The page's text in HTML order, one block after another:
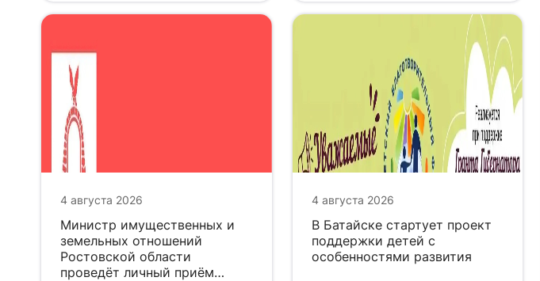
4 августа 2026
Министр имущественных и
земельных отношений
Ростовской области
проведёт личный приём
4 августа 2026
В Батайске стартует проект
поддержки детей с
особенностями развития